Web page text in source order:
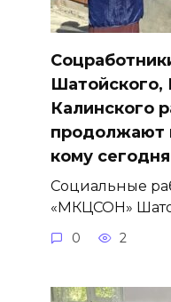
Шатойского,
Калинского
продолжают
кому
Социальные
«МКЦСОН»
0 2